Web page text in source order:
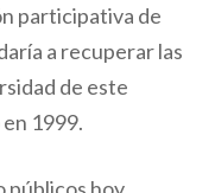
participativa de
a recuperar las
de este
1999.
públicos hoy